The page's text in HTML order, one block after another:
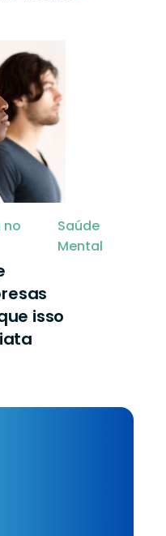
no
Saúde
Mental
isso